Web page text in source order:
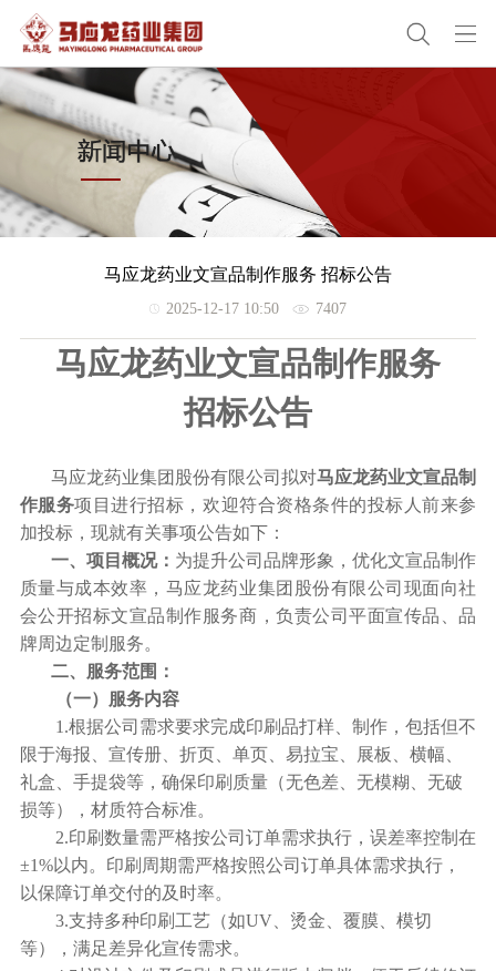
马应龙药业文宣品制作服务 招标公告
2025-12-17 10:50 7407
马应龙药业文宣品制作服务
招标公告
马应龙药业集团股份有限公司拟对马应龙药业文宣品制
作服务项目进行招标，欢迎符合资格条件的投标人前来参
加投标，现就有关事项公告如下：
一、项目概况： 为提升公司品牌形象，优化文宣品制作
质量与成本效率，马应龙药业集团股份有限公司现面向社
会公开招标文宣品制作服务商，负责公司平面宣传品、品
牌周边定制服务。
二、服务范围：
（一）服务内容
1.根据公司需求要求完成印刷品打样、制作，包括但不
限于海报、宣传册、折页、单页、易拉宝、展板、横幅、
礼盒、手提袋等，确保印刷质量（无色差、无模糊、无破
损等），材质符合标准。
2.印刷数量需严格按公司订单需求执行，误差率控制在
±1%以内。印刷周期需严格按照公司订单具体需求执行，
以保障订单交付的及时率。
3.支持多种印刷工艺（如UV、烫金、覆膜、模切
等），满足差异化宣传需求。